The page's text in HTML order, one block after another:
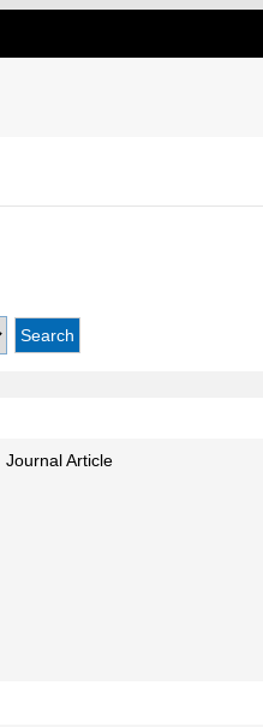
Journal Article